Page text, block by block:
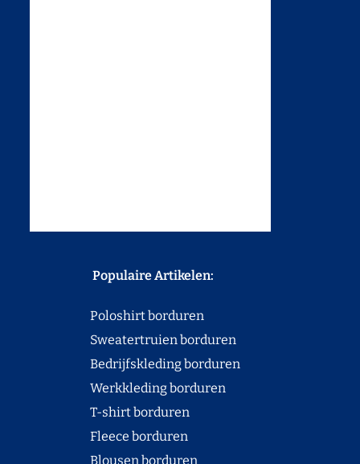
Populaire Artikelen:
Poloshirt borduren
Sweatertruien borduren
Bedrijfskleding borduren
Werkkleding borduren
T-shirt borduren
Fleece borduren
Blousen borduren